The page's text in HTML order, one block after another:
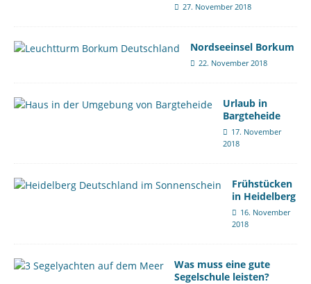
27. November 2018
Nordseeinsel Borkum
22. November 2018
Urlaub in
Bargteheide
17. November
2018
Frühstücken
in Heidelberg
16. November
2018
Was muss eine gute
Segelschule leisten?